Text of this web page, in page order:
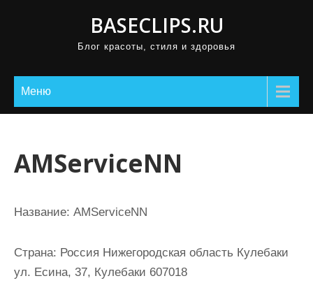
BASECLIPS.RU
Блог красоты, стиля и здоровья
Меню
AMServiceNN
Название: AMServiceNN
Страна: Россия Нижегородская область Кулебаки
ул. Есина, 37, Кулебаки 607018